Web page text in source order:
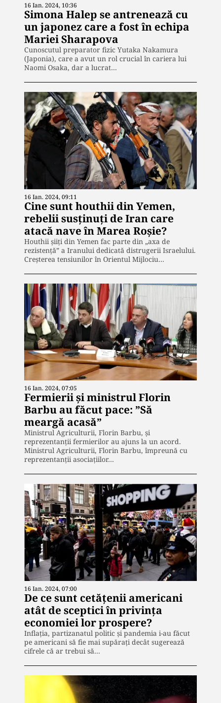
16 Ian. 2024, 10:36
Simona Halep se antrenează cu
un japonez care a fost în echipa
Mariei Sharapova
Cunoscutul preparator fizic Yutaka Nakamura
(Japonia), care a avut un rol crucial în cariera lui
Naomi Osaka, dar a lucrat…
16 Ian. 2024, 09:11
Cine sunt houthii din Yemen,
rebelii susținuți de Iran care
atacă nave în Marea Roșie?
Houthii șiiți din Yemen fac parte din „axa de
rezistență” a Iranului dedicată distrugerii Israelului.
Creșterea tensiunilor în Orientul Mijlociu…
16 Ian. 2024, 07:05
Fermierii și ministrul Florin
Barbu au făcut pace: ”Să
meargă acasă”
Ministrul Agriculturii, Florin Barbu, și
reprezentanții fermierilor au ajuns la un acord.
Ministrul Agriculturii, Florin Barbu, împreună cu
reprezentanții asociațiilor…
16 Ian. 2024, 07:00
De ce sunt cetățenii americani
atât de sceptici în privința
economiei lor prospere?
Inflația, partizanatul politic și pandemia i-au făcut
pe americani să fie mai supărați decât sugerează
cifrele că ar trebui să…